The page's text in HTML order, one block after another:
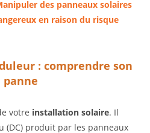
des panneaux solaires
en raison du risque
: comprendre son
panne
votre installation solaire. Il
(DC) produit par les panneaux